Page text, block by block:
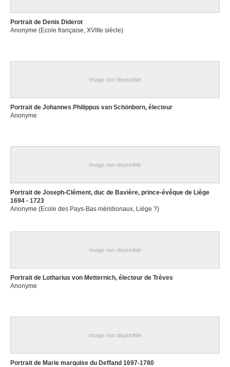
Portrait de Denis Diderot
Anonyme (Ecole française, XVIIIe siècle)
Image non disponible
Portrait de Johannes Philippus van Schönborn, électeur
Anonyme
Image non disponible
Portrait de Joseph-Clément, duc de Bavière, prince-évêque de Liège
1694 - 1723
Anonyme (Ecole des Pays-Bas méridionaux, Liège ?)
Image non disponible
Portrait de Lotharius von Metternich, électeur de Trèves
Anonyme
Image non disponible
Portrait de Marie marquise du Deffand 1697-1780